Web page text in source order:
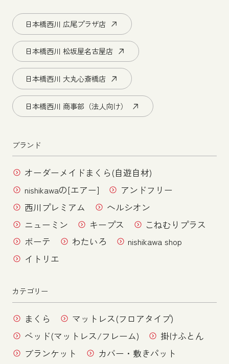
日本橋西川 広尾プラザ店
日本橋西川 松坂屋名古屋店
日本橋西川 大丸心斎橋店
日本橋西川 商事部（法人向け）
ブランド
オーダーメイドまくら(自遊自材)
nishikawaの[エアー]
アンドフリー
西川プレミアム
ヘルシオン
ニューミン
キープス
こねむりプラス
ボーテ
わたいろ
nishikawa shop
イトリエ
カテゴリー
まくら
マットレス(フロアタイプ)
ベッド(マットレス/フレーム)
掛けふとん
ブランケット
カバー・敷きパット